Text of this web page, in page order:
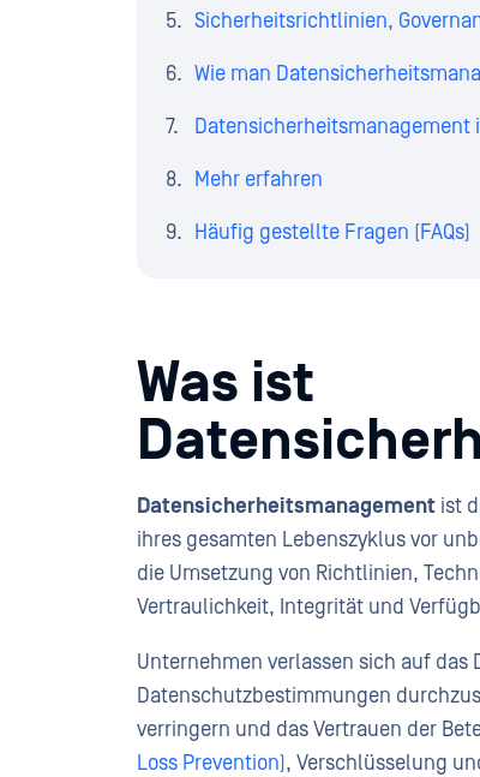
Sicherheitsrichtlinien,
Wie man
Mehr erfahren
Häufig gestellte Fragen (FAQs)
Was ist
Datensicherheitsmanagement ist
ihres gesamten Lebenszyklus vor
die Umsetzung von Richtlinien,
Vertraulichkeit, Integrität und
Unternehmen verlassen sich auf
Datenschutzbestimmungen
verringern und das Vertrauen der
Loss Prevention), Verschlüsselung